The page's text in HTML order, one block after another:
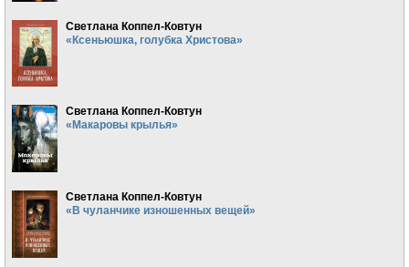
Светлана Коппел-Ковтун
«Ксеньюшка, голубка Христова»
Светлана Коппел-Ковтун
«Макаровы крылья»
Светлана Коппел-Ковтун
«В чуланчике изношенных вещей»